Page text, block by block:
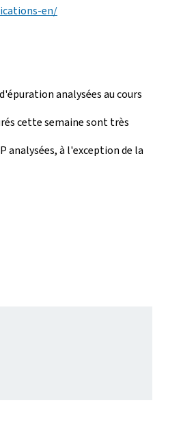
en/
analysées au cours
cette semaine sont très
analysées, à l'exception de la